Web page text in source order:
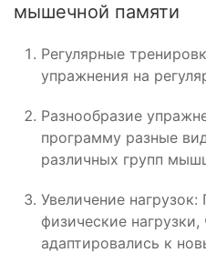
мышечной памяти
Регулярные
упражнения на
Разнообразие
программу разные
различных групп
Увеличение
физические
адаптировались к